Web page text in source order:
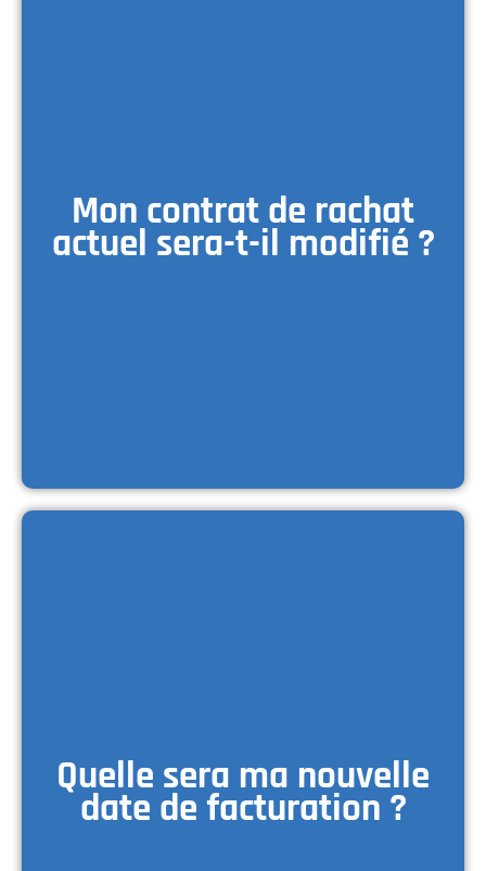
Mon contrat de rachat
actuel sera-t-il modifié ?
Quelle sera ma nouvelle
date de facturation ?